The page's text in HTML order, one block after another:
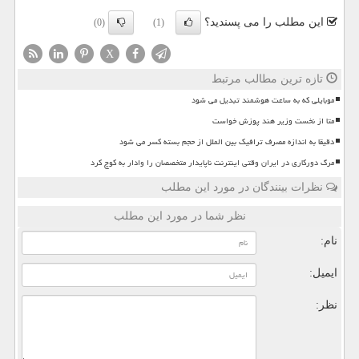
این مطلب را می پسندید؟ (1)
(0)
X
تازه ترین مطالب مرتبط
موبایلی که به ساعت هوشمند تبدیل می شود
متا از نخست وزیر هند پوزش خواست
دقیقا به اندازه مصرف ترافیک بین الملل از حجم بسته کسر می شود
مرگ دورکاری در ایران وقتی اینترنت ناپایدار متخصصان را وادار به کوچ کرد
نظرات بینندگان در مورد این مطلب
نظر شما در مورد این مطلب
نام:
ایمیل:
نظر: